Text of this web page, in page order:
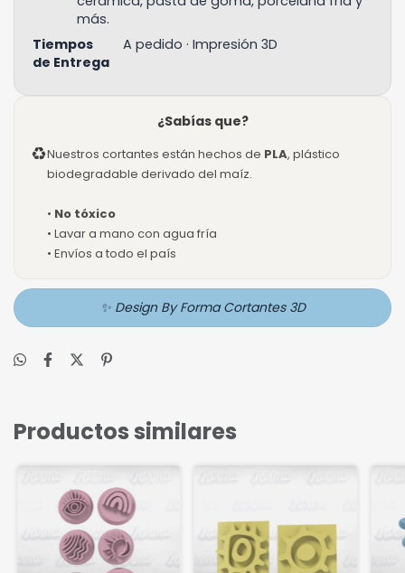
más.
Tiempos
de Entrega
A pedido · Impresión 3D
¿Sabías que?
♻Nuestros cortantes están hechos de PLA, plástico
biodegradable derivado del maíz.
• No tóxico
• Lavar a mano con agua fría
• Envíos a todo el país
✨ Design By Forma Cortantes 3D
Productos similares